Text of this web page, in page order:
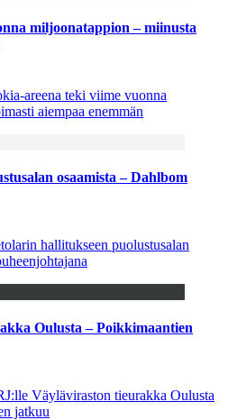
miljoonatappion – miinusta
areena teki viime vuonna
aiempaa enemmän
osaamista – Dahlbom
hallitukseen puolustusalan
Oulusta – Poikkimaantien
Väyläviraston tieurakka Oulusta
jatkuu